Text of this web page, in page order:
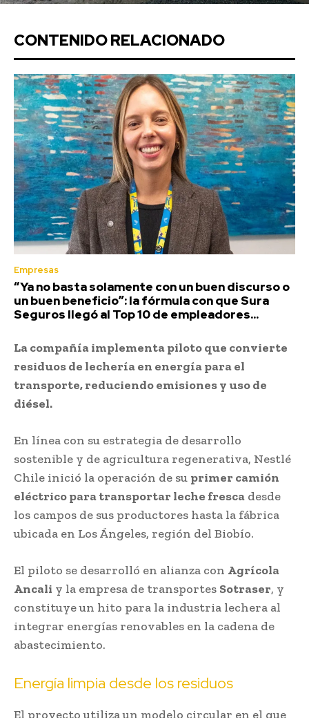
CONTENIDO RELACIONADO
Empresas
“Ya no basta solamente con un buen discurso o
un buen beneficio”: la fórmula con que Sura
Seguros llegó al Top 10 de empleadores...
La compañía implementa piloto que convierte
residuos de lechería en energía para el
transporte, reduciendo emisiones y uso de
diésel.
En línea con su estrategia de desarrollo
sostenible y de agricultura regenerativa, Nestlé
Chile inició la operación de su primer camión
eléctrico para transportar leche fresca desde
los campos de sus productores hasta la fábrica
ubicada en Los Ángeles, región del Biobío.
El piloto se desarrolló en alianza con Agrícola
Ancali y la empresa de transportes Sotraser, y
constituye un hito para la industria lechera al
integrar energías renovables en la cadena de
abastecimiento.
Energía limpia desde los residuos
El proyecto utiliza un modelo circular en el que